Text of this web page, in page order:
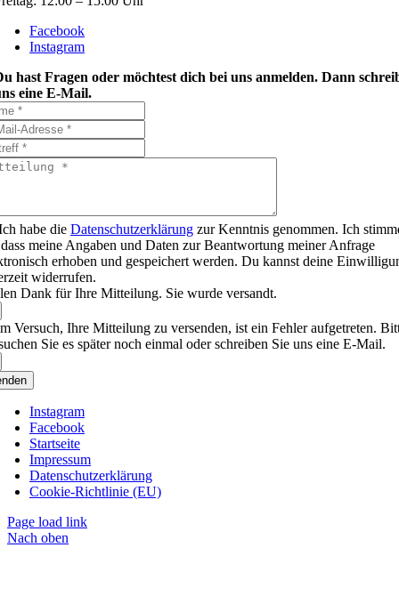
Facebook
Instagram
hast Fragen oder möchtest dich bei uns anmelden. Dann
eine E-Mail.
habe die Datenschutzerklärung zur Kenntnis genommen. Ich
meine Angaben und Daten zur Beantwortung meiner Anfrage
erhoben und gespeichert werden. Du kannst deine
widerrufen.
Dank für Ihre Mitteilung. Sie wurde versandt.
Versuch, Ihre Mitteilung zu versenden, ist ein Fehler aufgetreten.
Sie es später noch einmal oder schreiben Sie uns eine E-Mail.
Instagram
Facebook
Startseite
Impressum
Datenschutzerklärung
Cookie-Richtlinie (EU)
Page load link
Nach oben